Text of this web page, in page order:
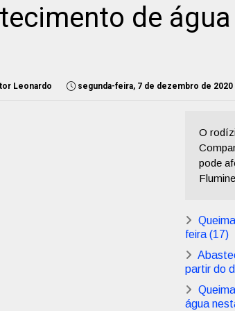
de
Leonardo segunda-feira, 7 de dezembro de 2020
O
pode
feira (17)
partir do
água